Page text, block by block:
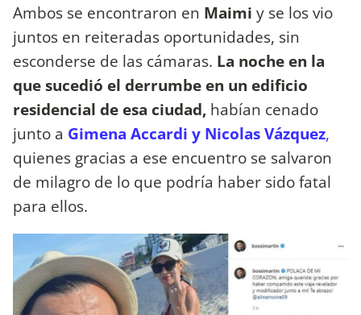
Ambos se encontraron en Maimi y se los vio
juntos en reiteradas oportunidades, sin
esconderse de las cámaras. La noche en la
que sucedió el derrumbe en un edificio
residencial de esa ciudad, habían cenado
junto a Gimena Accardi y Nicolas Vázquez,
quienes gracias a ese encuentro se salvaron
de milagro de lo que podría haber sido fatal
para ellos.